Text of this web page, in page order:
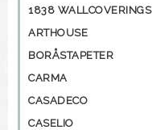
1838 WALLCOVERINGS
ARTHOUSE
BORÅSTAPETER
CARMA
CASADECO
CASELIO